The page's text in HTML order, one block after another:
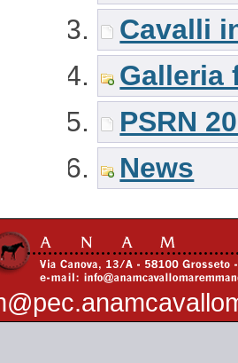
Cavalli
Galleria
PSRN
News